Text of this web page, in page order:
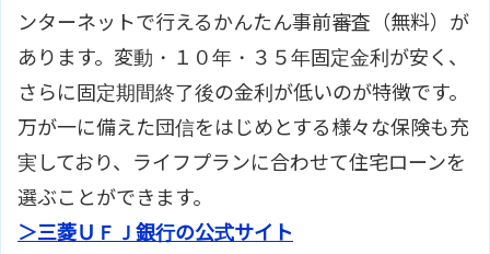
ンターネットで行えるかんたん事前審査（無料）が
あります。変動・１０年・３５年固定金利が安く、
さらに固定期間終了後の金利が低いのが特徴です。
万が一に備えた団信をはじめとする様々な保険も充
実しており、ライフプランに合わせて住宅ローンを
選ぶことができます。
＞三菱ＵＦＪ銀行の公式サイト